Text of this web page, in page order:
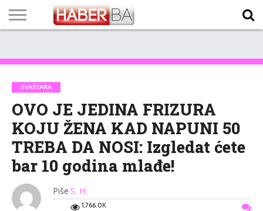
TECH
PROGRAM
PROGNOZA
PUTEVIMA
LISTA
NAMA
SVAŠTARA
OVO JE JEDINA FRIZURA
KOJU ŽENA KAD NAPUNI 50
TREBA DA NOSI: Izgledat ćete
bar 10 godina mlađe!
Piše S. H.
1,766.0K